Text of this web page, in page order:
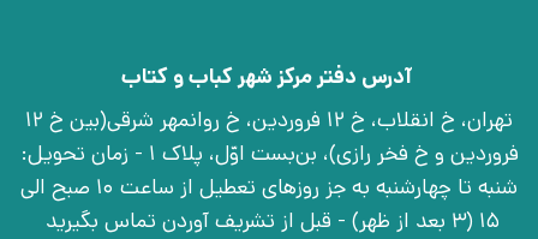
آدرس دفتر مرکز شهر کباب و کتاب
تهران، خ انقلاب، خ 12 فروردین، خ روانمهر شرقی(بین خ 12
فروردین و خ فخر رازی)، بن‌بست اوّل، پلاک 1 - زمان تحویل:
شنبه تا چهارشنبه به جز روزهای تعطیل از ساعت 10 صبح الی
15 (3 بعد از ظهر) - قبل از تشریف آوردن تماس بگیرید